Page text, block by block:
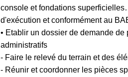
console et fondations
d'exécution et conformément au
• Etablir un dossier de demande
administratifs
- Faire le relevé du terrain et des
- Réunir et coordonner les pièces